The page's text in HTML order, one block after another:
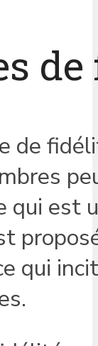
de
qui
qui